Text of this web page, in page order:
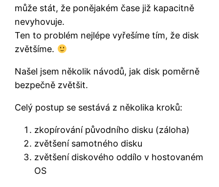
může stát, že ponějakém čase již kapacitně
nevyhovuje.
Ten to problém nejlépe vyřešíme tím, že disk
zvětšíme.
Našel jsem několik návodů, jak disk poměrně
bezpečně zvětšit.
Celý postup se sestává z několika kroků:
zkopírování původního disku (záloha)
zvětšení samotného disku
zvětšení diskového oddílo v hostovaném
OS